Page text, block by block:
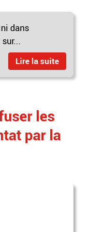
dans
Lire la suite
les
par la